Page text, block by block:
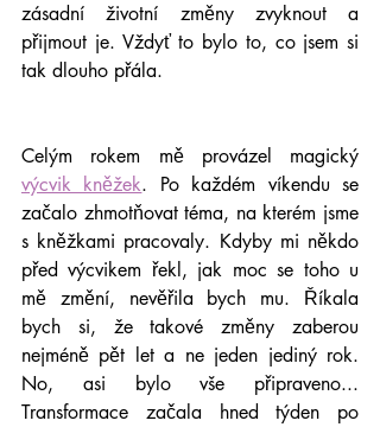
zásadní životní změny zvyknout a
přijmout je. Vždyť to bylo to, co jsem si
tak dlouho přála.
výcvik kněžek. Po každém víkendu se
začalo zhmotňovat téma, na kterém jsme
s kněžkami pracovaly. Kdyby mi někdo
před výcvikem řekl, jak moc se toho u
mě změní, nevěřila bych mu. Říkala
bych si, že takové změny zaberou
nejméně pět let a ne jeden jediný rok.
No, asi bylo vše připraveno...
Transformace začala hned týden po